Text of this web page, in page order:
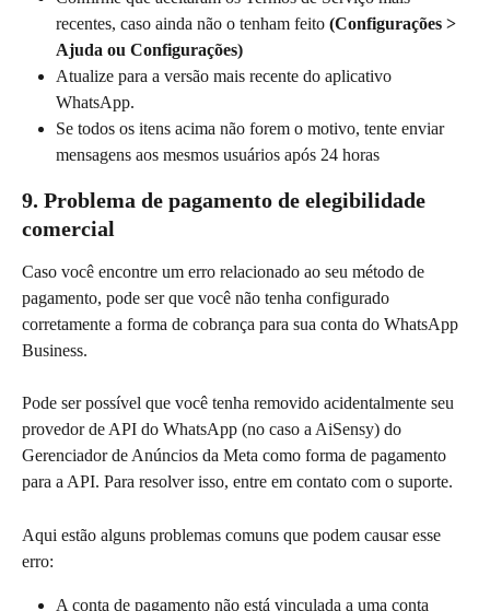
recentes, caso ainda não o tenham feito (Configurações >
Ajuda ou Configurações)
Atualize para a versão mais recente do aplicativo
WhatsApp.
Se todos os itens acima não forem o motivo, tente enviar
mensagens aos mesmos usuários após 24 horas
9. Problema de pagamento de elegibilidade
comercial
Caso você encontre um erro relacionado ao seu método de
pagamento, pode ser que você não tenha configurado
corretamente a forma de cobrança para sua conta do WhatsApp
Business.
Pode ser possível que você tenha removido acidentalmente seu
provedor de API do WhatsApp (no caso a AiSensy) do
Gerenciador de Anúncios da Meta como forma de pagamento
para a API. Para resolver isso, entre em contato com o suporte.
Aqui estão alguns problemas comuns que podem causar esse
erro:
A conta de pagamento não está vinculada a uma conta